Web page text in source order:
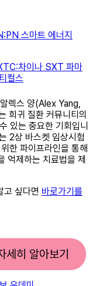
스마트 에너지
차이나 SXT 파마
컬스
렉스 양(Alex Yang,
희귀 질환 커뮤니티의
있는 중요한 기회입니
2상 바스켓 임상시험
한 파이프라인을 통해
억제하는 치료법을 제
고 싶다면 바로가기를
세히 알아보기